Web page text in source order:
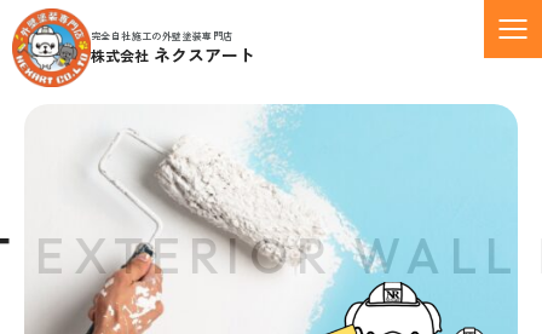
完全自社施工の外壁塗装専門店
株式会社 ネクスアート
WALL